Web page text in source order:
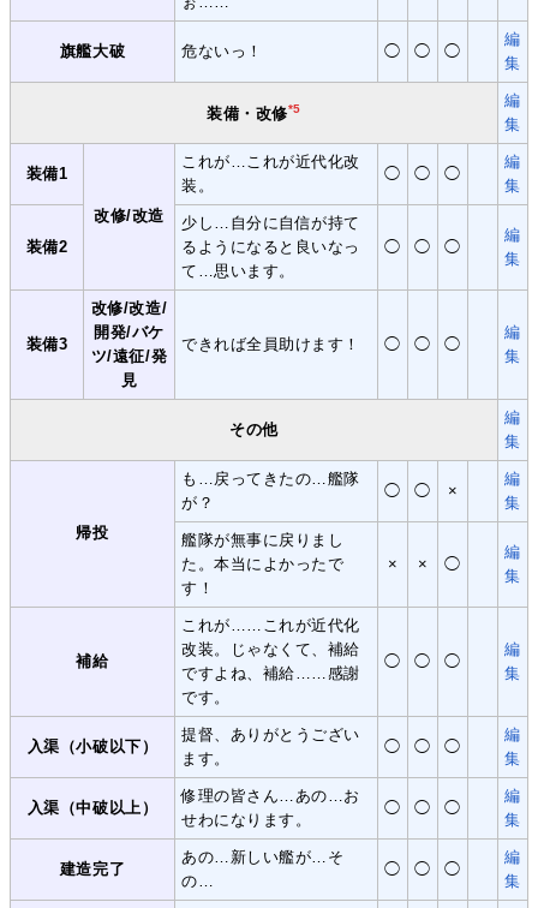
旗艦大破 危ないっ！ ◯ ◯ ◯
編
集
装備・改修*5
編
集
装備1
改修/改造
これが…これが近代化改
装。
◯ ◯ ◯
編
集
装備2
少し…自分に自信が持て
るようになると良いなっ
て…思います。
◯ ◯ ◯
編
集
装備3
改修/改造/
開発/バケ
ツ/遠征/発
見
できれば全員助けます！ ◯ ◯ ◯
編
集
その他
編
集
帰投
も…戻ってきたの…艦隊
が？
◯ ◯ ×
編
集
艦隊が無事に戻りまし
た。本当によかったで
す！
× × ◯
編
集
補給
これが……これが近代化
改装。じゃなくて、補給
ですよね、補給……感謝
です。
◯ ◯ ◯
編
集
入渠（小破以下）
提督、ありがとうござい
ます。
◯ ◯ ◯
編
集
入渠（中破以上）
修理の皆さん…あの…お
せわになります。
◯ ◯ ◯
編
集
建造完了
あの…新しい艦が…そ
の…
◯ ◯ ◯
編
集